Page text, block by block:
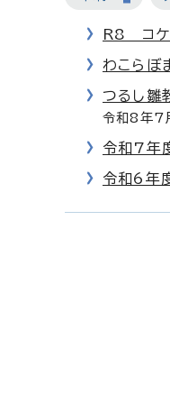
R8 コケ
わこらぼ
つるし雛
令和8年7
令和7年
令和6年